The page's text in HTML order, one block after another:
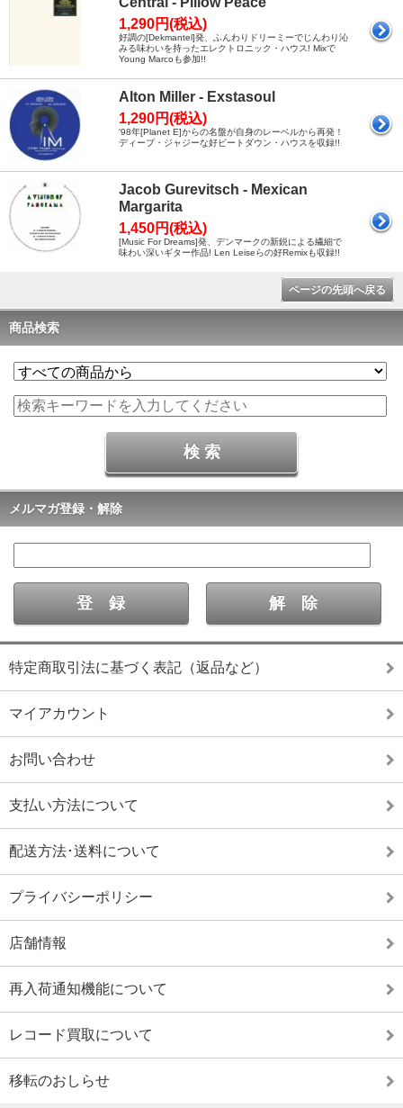
1,290円(税込)
好調の[Dekmantel]発、ふんわりドリーミーでじんわり沁
みる味わいを持ったエレクトロニック・ハウス! Mixで
Young Marcoも参加!!
Alton Miller - Exstasoul
1,290円(税込)
'98年[Planet E]からの名盤が自身のレーベルから再発！
ディープ・ジャジーな好ビートダウン・ハウスを収録!!
Jacob Gurevitsch - Mexican
Margarita
1,450円(税込)
[Music For Dreams]発、デンマークの新鋭による繊細で
味わい深いギター作品! Len Leiseらの好Remixも収録!!
ページの先頭へ戻る
商品検索
メルマガ登録・解除
特定商取引法に基づく表記（返品など）
マイアカウント
お問い合わせ
支払い方法について
配送方法･送料について
プライバシーポリシー
店舗情報
再入荷通知機能について
レコード買取について
移転のおしらせ